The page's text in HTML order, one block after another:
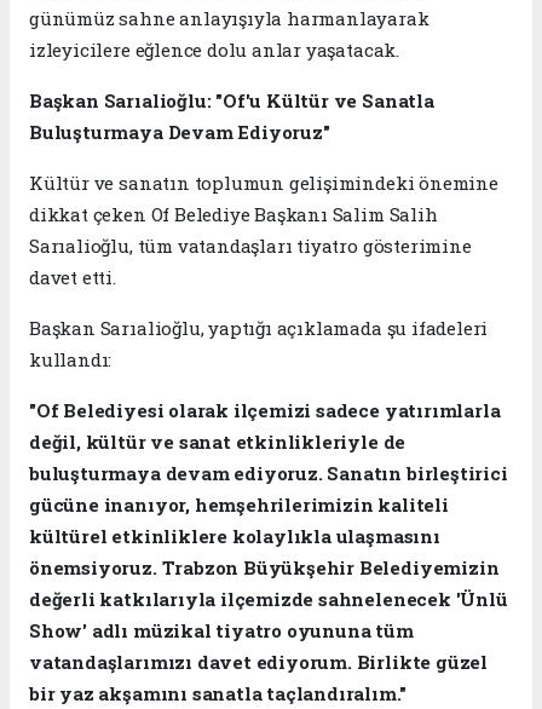
günümüz sahne anlayışıyla harmanlayarak
izleyicilere eğlence dolu anlar yaşatacak.
Başkan Sarıalioğlu: "Of'u Kültür ve Sanatla
Buluşturmaya Devam Ediyoruz"
Kültür ve sanatın toplumun gelişimindeki önemine
dikkat çeken Of Belediye Başkanı Salim Salih
Sarıalioğlu, tüm vatandaşları tiyatro gösterimine
davet etti.
Başkan Sarıalioğlu, yaptığı açıklamada şu ifadeleri
kullandı:
"Of Belediyesi olarak ilçemizi sadece yatırımlarla
değil, kültür ve sanat etkinlikleriyle de
buluşturmaya devam ediyoruz. Sanatın birleştirici
gücüne inanıyor, hemşehrilerimizin kaliteli
kültürel etkinliklere kolaylıkla ulaşmasını
önemsiyoruz. Trabzon Büyükşehir Belediyemizin
değerli katkılarıyla ilçemizde sahnelenecek 'Ünlü
Show' adlı müzikal tiyatro oyununa tüm
vatandaşlarımızı davet ediyorum. Birlikte güzel
bir yaz akşamını sanatla taçlandıralım."